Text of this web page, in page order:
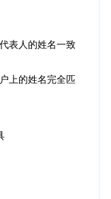
表人的姓名一致
上的姓名完全匹